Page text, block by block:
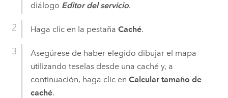
diálogo Editor del servicio.
Haga clic en la pestaña Caché.
Asegúrese de haber elegido dibujar el mapa
utilizando teselas desde una caché y, a
continuación, haga clic en Calcular tamaño de
caché.